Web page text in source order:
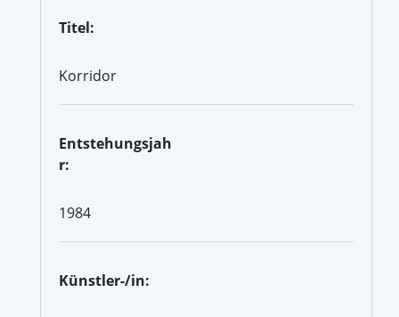
Titel:
Korridor
Entstehungsjah
r:
1984
Künstler-/in: